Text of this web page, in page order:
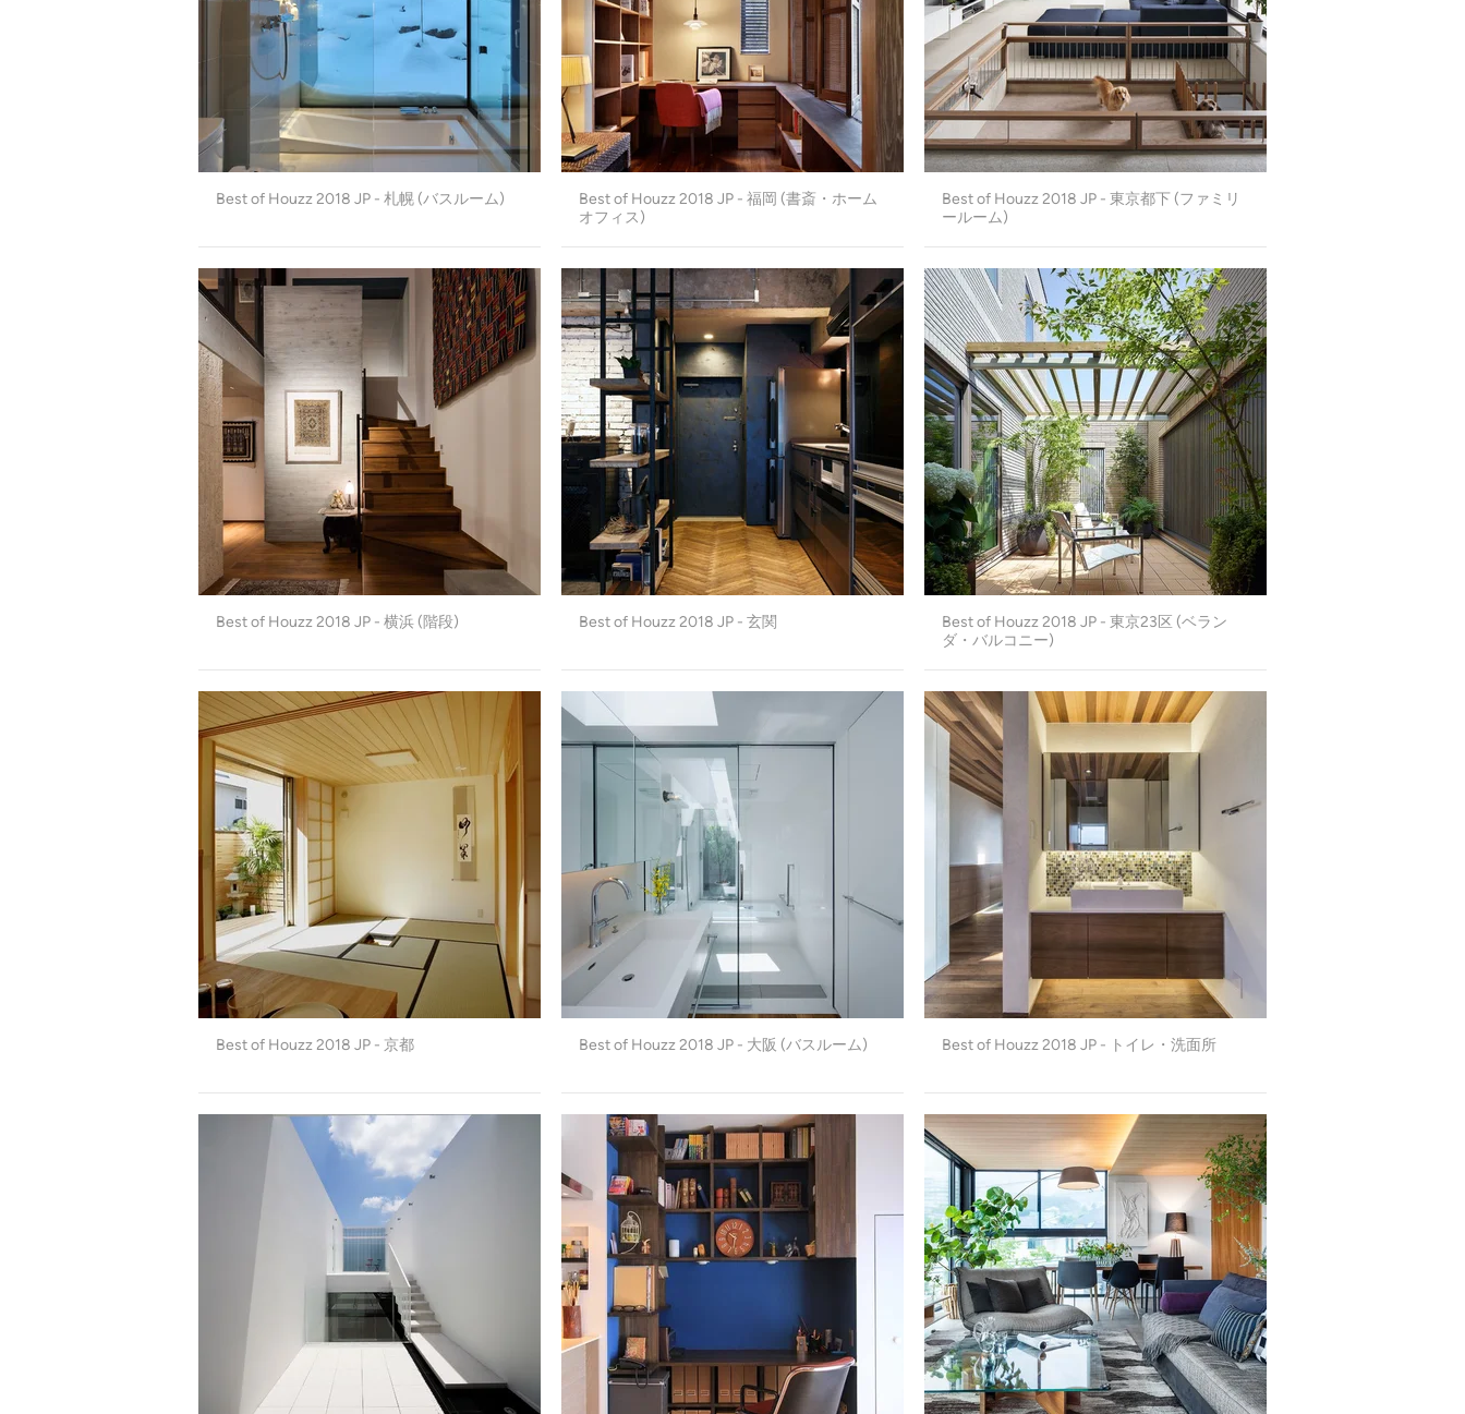
Best of Houzz 2018 JP - 札幌 (バスルーム)
Best of Houzz 2018 JP - 福岡 (書斎・ホーム
オフィス)
Best of Houzz 2018 JP - 東京都下 (ファミリ
ールーム)
Best of Houzz 2018 JP - 横浜 (階段) Best of Houzz 2018 JP - 玄関
Best of Houzz 2018 JP - 東京23区 (ベラン
ダ・バルコニー)
Best of Houzz 2018 JP - 京都 Best of Houzz 2018 JP - 大阪 (バスルーム) Best of Houzz 2018 JP - トイレ・洗面所